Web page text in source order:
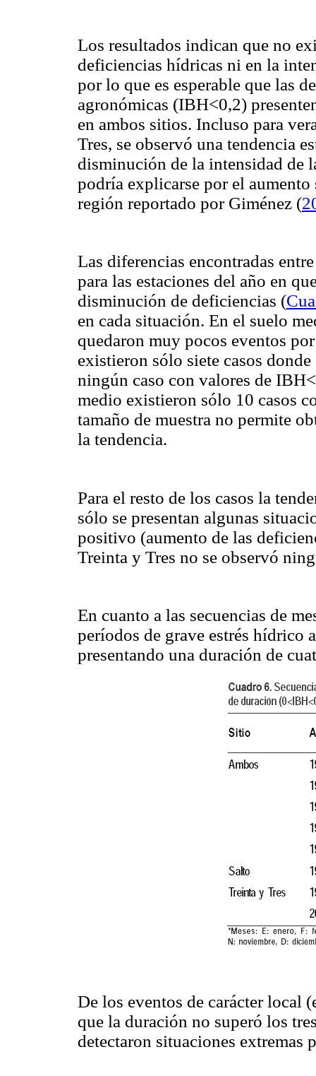
Los resultados indican que no
deficiencias hídricas ni en la
por lo que es esperable que las
agronómicas (IBH<0,2)
en ambos sitios. Incluso para
Tres, se observó una tendencia
disminución de la intensidad de
podría explicarse por el
región reportado por Giménez (
Las diferencias encontradas
para las estaciones del año en
disminución de deficiencias (
en cada situación. En el suelo
quedaron muy pocos eventos
existieron sólo siete casos
ningún caso con valores de
medio existieron sólo 10 casos
tamaño de muestra no permite
la tendencia.
Para el resto de los casos la
sólo se presentan algunas
positivo (aumento de las
Treinta y Tres no se observó
En cuanto a las secuencias de
períodos de grave estrés hídrico
presentando una duración de
De los eventos de carácter local
que la duración no superó los
detectaron situaciones extremas